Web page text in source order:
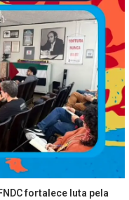
fortalece luta pela